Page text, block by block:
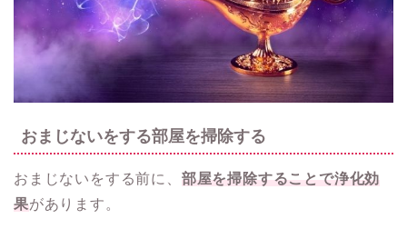
おまじないをする部屋を掃除する
おまじないをする前に、 部屋を掃除することで浄化効
果があります。